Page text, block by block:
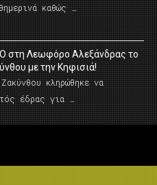
καθώς …
στη Λεωφόρο Αλεξάνδρας το
με την Κηφισιά!
κληρώθηκε να
έδρας για …